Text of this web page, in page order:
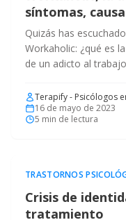
síntomas,
Quizás has
Workaholic: ¿qué es
de un adicto al
Terapify - Psicólogos
16 de mayo de 2023
5 min de lectura
TRASTORNOS
Crisis de
tratamiento